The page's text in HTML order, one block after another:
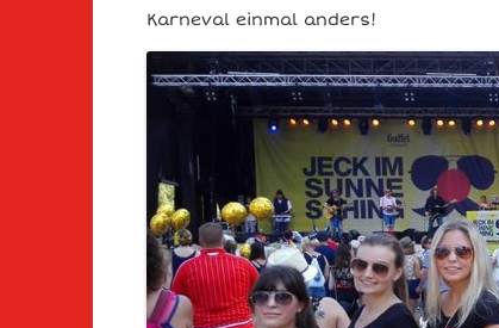
Karneval einmal anders!